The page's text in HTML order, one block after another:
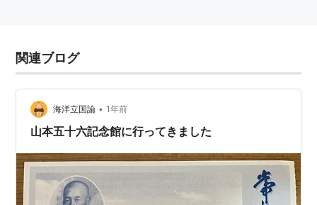
関連ブログ
海洋立国論 • 1年前
山本五十六記念館に行ってきました